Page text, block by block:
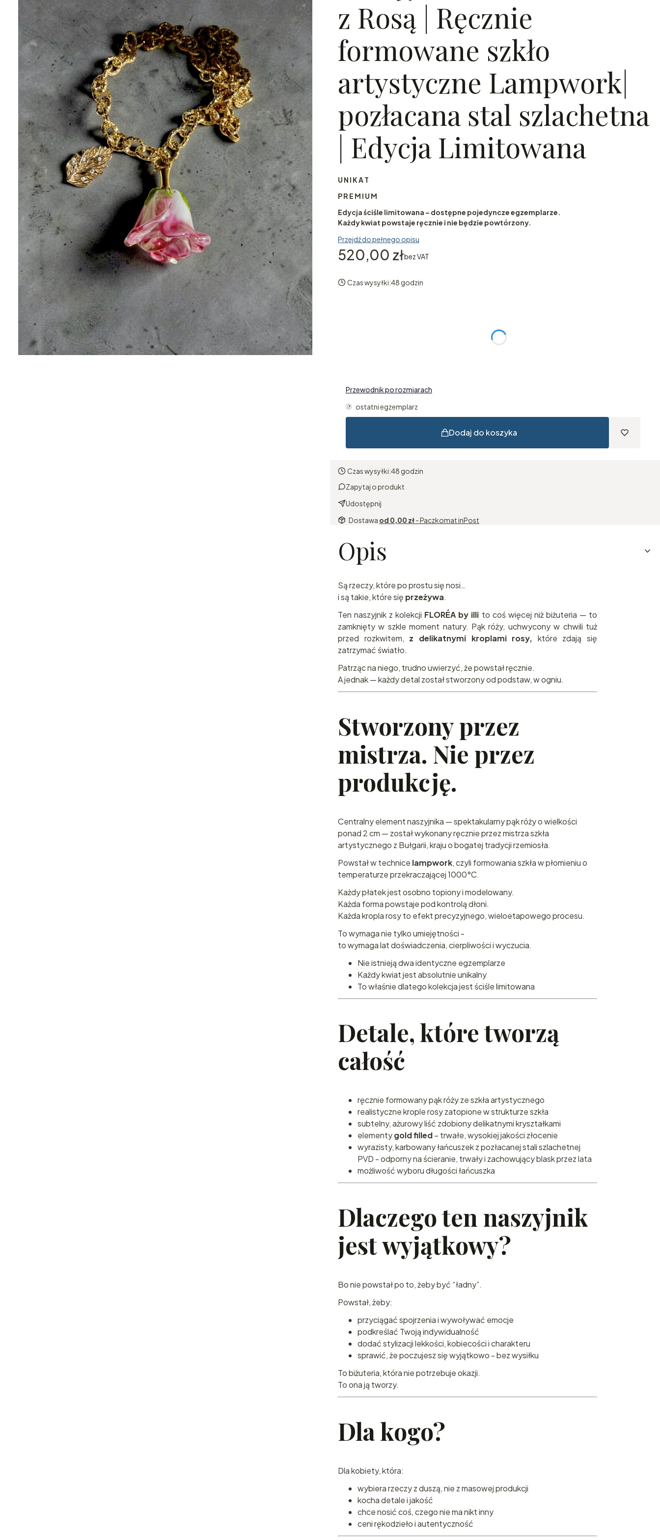
z Rosą | Ręcznie
formowane szkło
artystyczne Lampwork|
pozłacana stal szlachetna
| Edycja Limitowana
U N I K A T
P R E M I U M
Edycja ściśle limitowana – dostępne pojedyncze egzemplarze.
Każdy kwiat powstaje ręcznie i nie będzie powtórzony.
Przejdź do pełnego opisu
Cena
520,00 złbez VAT
Czas wysyłki:48 godzin
Przewodnik po rozmiarach
ostatni egzemplarz
Dodaj do koszyka
Czas wysyłki:48 godzin
Zapytaj o produkt
Udostępnij
Dostawa od 0,00 zł- Paczkomat inPost
Opis
Są rzeczy, które po prostu się nosi…
i są takie, które się przeżywa.
Ten naszyjnik z kolekcji FLORÉA by illi to coś więcej niż biżuteria — to
zamknięty w szkle moment natury. Pąk róży, uchwycony w chwili tuż
przed rozkwitem, z delikatnymi kroplami rosy, które zdają się
zatrzymać światło.
Patrząc na niego, trudno uwierzyć, że powstał ręcznie.
A jednak — każdy detal został stworzony od podstaw, w ogniu.
Stworzony przez
mistrza. Nie przez
produkcję.
Centralny element naszyjnika — spektakularny pąk róży o wielkości
ponad 2 cm — został wykonany ręcznie przez mistrza szkła
artystycznego z Bułgarii, kraju o bogatej tradycji rzemiosła.
Powstał w technice lampwork, czyli formowania szkła w płomieniu o
temperaturze przekraczającej 1000°C.
Każdy płatek jest osobno topiony i modelowany.
Każda forma powstaje pod kontrolą dłoni.
Każda kropla rosy to efekt precyzyjnego, wieloetapowego procesu.
To wymaga nie tylko umiejętności -
to wymaga lat doświadczenia, cierpliwości i wyczucia.
Nie istnieją dwa identyczne egzemplarze
Każdy kwiat jest absolutnie unikalny
To właśnie dlatego kolekcja jest ściśle limitowana
Detale, które tworzą
całość
ręcznie formowany pąk róży ze szkła artystycznego
realistyczne krople rosy zatopione w strukturze szkła
subtelny, ażurowy liść zdobiony delikatnymi kryształkami
elementygold filled– trwałe, wysokiej jakości złocenie
wyrazisty, karbowany łańcuszek z pozłacanej stali szlachetnej
PVD - odporny na ścieranie, trwały i zachowujący blask przez lata
możliwość wyboru długości łańcuszka
Dlaczego ten naszyjnik
jest wyjątkowy?
Bo nie powstał po to, żeby być “ładny”.
Powstał, żeby:
przyciągać spojrzenia i wywoływać emocje
podkreślać Twoją indywidualność
dodać stylizacji lekkości, kobiecości i charakteru
sprawić, że poczujesz się wyjątkowo - bez wysiłku
To biżuteria, która nie potrzebuje okazji.
To ona ją tworzy.
Dla kogo?
Dla kobiety, która:
wybiera rzeczy z duszą, nie z masowej produkcji
kocha detale i jakość
chce nosić coś, czego nie ma nikt inny
ceni rękodzieło i autentyczność